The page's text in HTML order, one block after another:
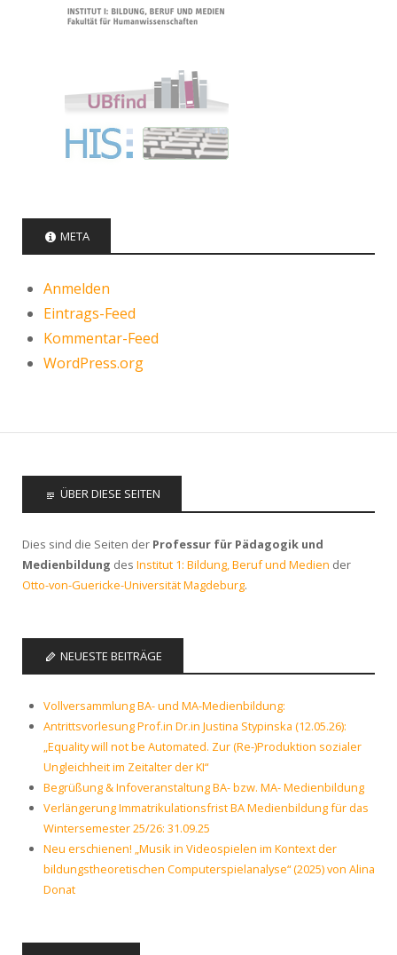
META
Anmelden
Eintrags-Feed
Kommentar-Feed
WordPress.org
ÜBER DIESE SEITEN
Dies sind die Seiten der Professur für Pädagogik und
Medienbildung des Institut 1: Bildung, Beruf und Medien der
Otto-von-Guericke-Universität Magdeburg.
NEUESTE BEITRÄGE
Vollversammlung BA- und MA-Medienbildung:
Antrittsvorlesung Prof.in Dr.in Justina Stypinska (12.05.26):
„Equality will not be Automated. Zur (Re-)Produktion sozialer
Ungleichheit im Zeitalter der KI“
Begrüßung & Infoveranstaltung BA- bzw. MA- Medienbildung
Verlängerung Immatrikulationsfrist BA Medienbildung für das
Wintersemester 25/26: 31.09.25
Neu erschienen! „Musik in Videospielen im Kontext der
bildungstheoretischen Computerspielanalyse“ (2025) von Alina
Donat